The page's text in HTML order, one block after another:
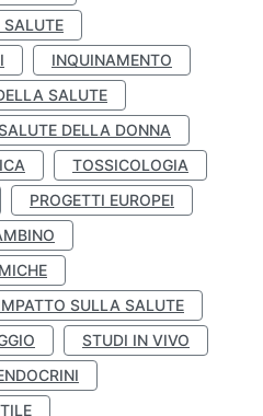
INQUINAMENTO
SALUTE
DELLA DONNA
TOSSICOLOGIA
PROGETTI EUROPEI
SULLA SALUTE
STUDI IN VIVO